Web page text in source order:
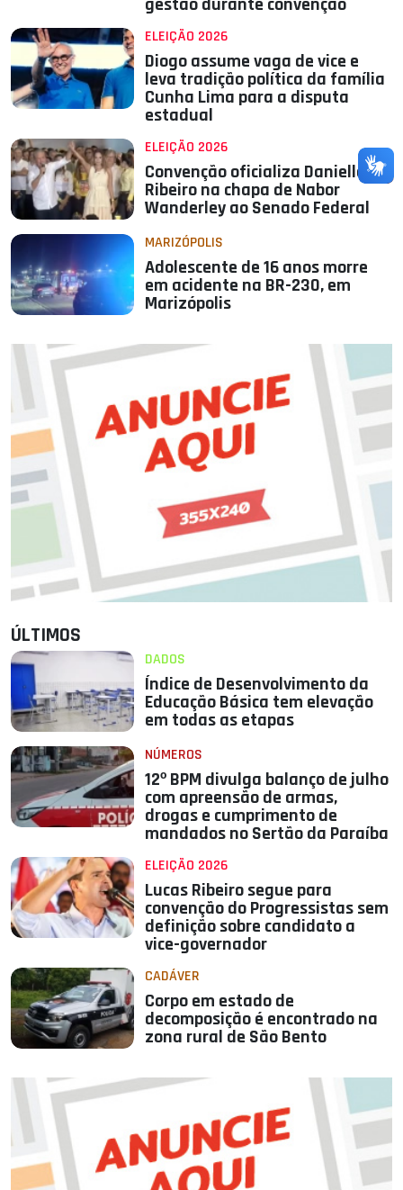
ELEIÇÃO 2026
Diogo assume vaga de vice e
leva tradição política da família
Cunha Lima para a disputa
estadual
ELEIÇÃO 2026
Convenção oficializa Daniella
Ribeiro na chapa de Nabor
Wanderley ao Senado Federal
MARIZÓPOLIS
Adolescente de 16 anos morre
em acidente na BR-230, em
Marizópolis
ÚLTIMOS
DADOS
Índice de Desenvolvimento da
Educação Básica tem elevação
em todas as etapas
NÚMEROS
12º BPM divulga balanço de julho
com apreensão de armas,
drogas e cumprimento de
mandados no Sertão da Paraíba
ELEIÇÃO 2026
Lucas Ribeiro segue para
convenção do Progressistas sem
definição sobre candidato a
vice-governador
CADÁVER
Corpo em estado de
decomposição é encontrado na
zona rural de São Bento